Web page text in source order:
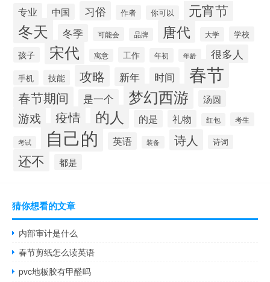
专业 中国 习俗 作者 你可以 元宵节
冬天 冬季 可能会 品牌 唐代 大学 学校
孩子 宋代 寓意 工作 年初 年龄 很多人
手机 技能 攻略 新年 时间 春节
春节期间 是一个 梦幻西游 汤圆
游戏 疫情 的人 的是 礼物 红包 考生
考试 自己的 英语 装备 诗人 诗词
还不 都是
猜你想看的文章
内部审计是什么
春节剪纸怎么读英语
pvc地板胶有甲醛吗